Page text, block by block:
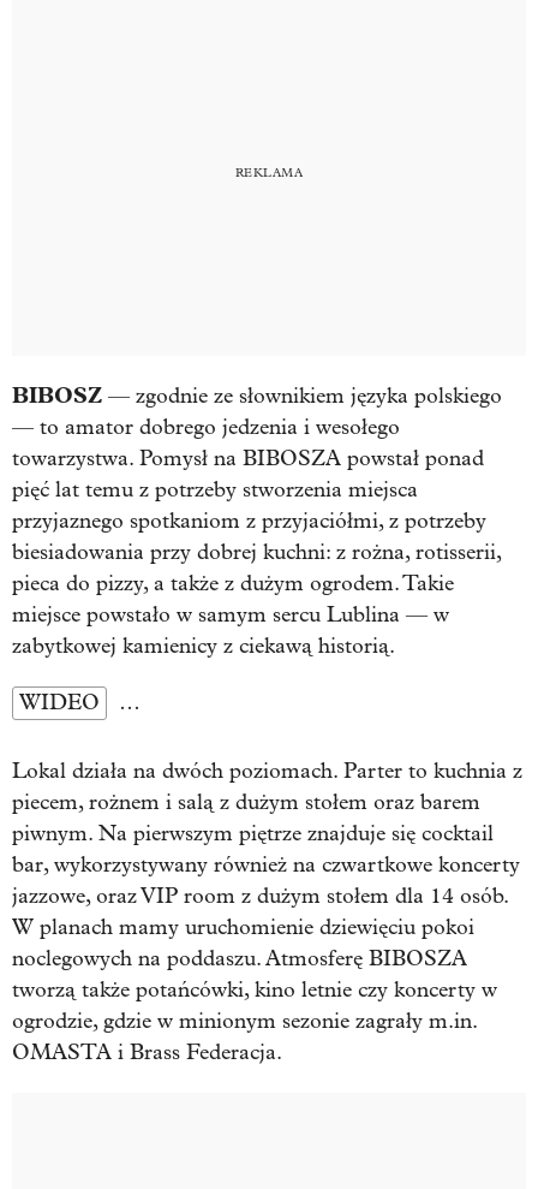
BIBOSZ — zgodnie ze słownikiem języka polskiego
— to amator dobrego jedzenia i wesołego
towarzystwa. Pomysł na BIBOSZA powstał ponad
pięć lat temu z potrzeby stworzenia miejsca
przyjaznego spotkaniom z przyjaciółmi, z potrzeby
biesiadowania przy dobrej kuchni: z rożna, rotisserii,
pieca do pizzy, a także z dużym ogrodem. Takie
miejsce powstało w samym sercu Lublina — w
zabytkowej kamienicy z ciekawą historią.
WIDEO …
Lokal działa na dwóch poziomach. Parter to kuchnia z
piecem, rożnem i salą z dużym stołem oraz barem
piwnym. Na pierwszym piętrze znajduje się cocktail
bar, wykorzystywany również na czwartkowe koncerty
jazzowe, oraz VIP room z dużym stołem dla 14 osób.
W planach mamy uruchomienie dziewięciu pokoi
noclegowych na poddaszu. Atmosferę BIBOSZA
tworzą także potańcówki, kino letnie czy koncerty w
ogrodzie, gdzie w minionym sezonie zagrały m.in.
OMASTA i Brass Federacja.